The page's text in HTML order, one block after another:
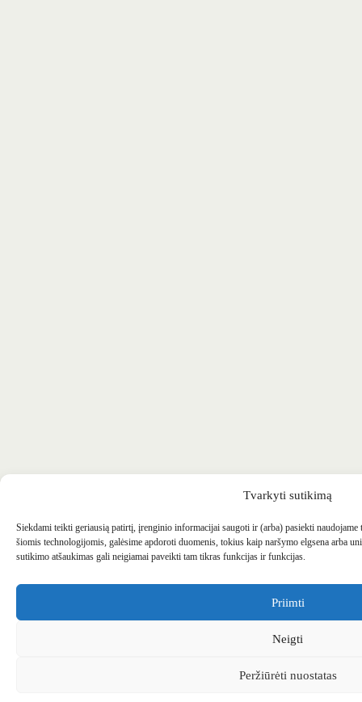
Tvarkyti sutikimą
Siekdami teikti geriausią patirtį, įrenginio informacijai saugoti ir (arba) pasiekti
šiomis technologijomis, galėsime apdoroti duomenis, tokius kaip naršymo elgsena arba
sutikimo atšaukimas gali neigiamai paveikti tam tikras funkcijas ir funkcijas.
Priimti
Neigti
Peržiūrėti nuostatas